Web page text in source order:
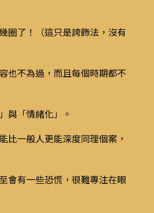
圈了！（這只是誇飾法，沒有
也不為過，而且每個時期都不
與「情緒化」。
比一般人更能深度同理個案，
會有一些恐慌，很難專注在眼